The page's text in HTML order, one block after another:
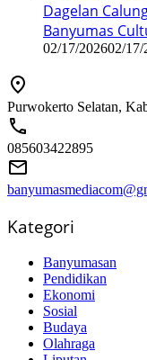
Dagelan
Banyumas
02/17/202602/17/
Purwokerto Selatan,
085603422895
Kategori
Banyumasan
Pendidikan
Ekonomi
Sosial
Budaya
Olahraga